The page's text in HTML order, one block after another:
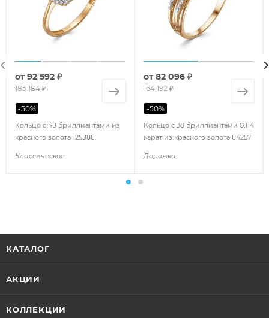
Кольцо с 48 бриллиантами из
красного золота 125888
Классическое
от92 592 ₽
185 184 ₽
-50%
Кольцо с 38 бриллиантами 0.114
карат из красного золота 84257
Дорожка
от82 096 ₽
164 192 ₽
-50%
КАТАЛОГ
АКЦИИ
КОЛЛЕКЦИИ